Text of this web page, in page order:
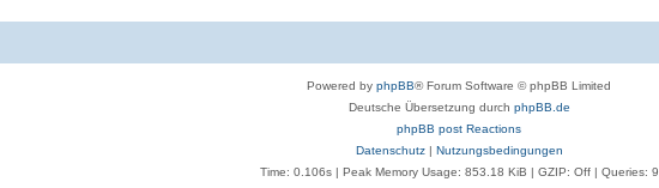
Powered by phpBB® Forum Software © phpBB Limited
Deutsche Übersetzung durch phpBB.de
phpBB post Reactions
Datenschutz| Nutzungsbedingungen
Time: 0.106s| Peak Memory Usage: 853.18 KiB | GZIP: Off | Queries: 9